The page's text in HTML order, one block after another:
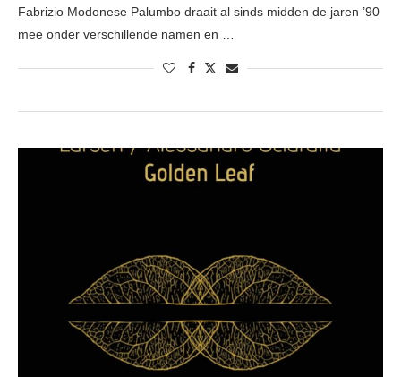
Fabrizio Modonese Palumbo draait al sinds midden de jaren ’90
mee onder verschillende namen en …